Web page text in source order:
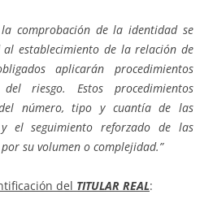
comprobación de la identidad se
establecimiento de la relación de
aplicarán procedimientos
riesgo. Estos procedimientos
número, tipo y cuantía de las
el seguimiento reforzado de las
su volumen o complejidad.”
del TITULAR REAL: